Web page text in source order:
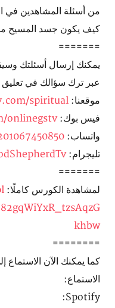
من أسئلة المشاهدين في
كيف يكون جسد المسيح
=======
يمكنك إرسال أسئلتك
عبر ترك سؤالك في تعليق
موقعنا: spiritual
فيس بوك:onlinegstv
واتساب:
تليجرام:
=======
لمشاهدة الكورس كاملًا:
khbw
========
كما يمكنك الآن
الاستماع:
Spotify: